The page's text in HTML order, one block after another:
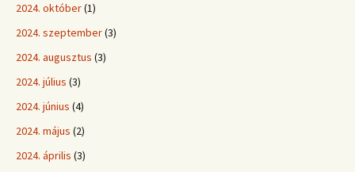
2024. október(1)
2024. szeptember(3)
2024. augusztus (3)
2024. július (3)
2024. június (4)
2024. május (2)
2024. április (3)